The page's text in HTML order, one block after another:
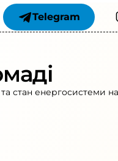
Telegram
стан енергосистеми